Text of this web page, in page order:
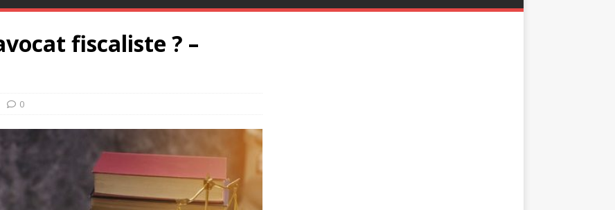
fiscaliste ? –
0